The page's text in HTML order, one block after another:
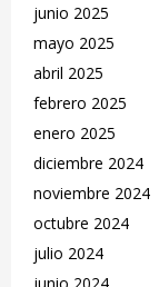
junio 2025
mayo 2025
abril 2025
febrero 2025
enero 2025
diciembre 2024
noviembre 2024
octubre 2024
julio 2024
junio 2024